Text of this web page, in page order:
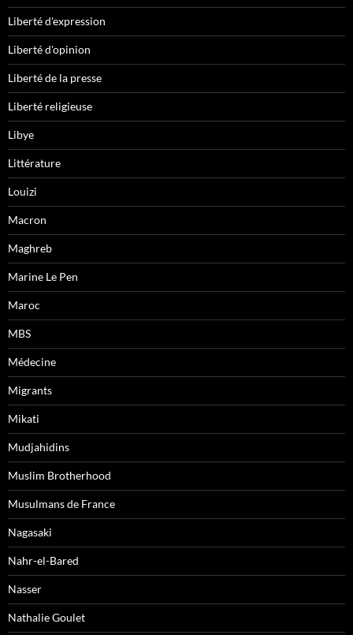
Liberté d'expression
Liberté d'opinion
Liberté de la presse
Liberté religieuse
Libye
Littérature
Louizi
Macron
Maghreb
Marine Le Pen
Maroc
MBS
Médecine
Migrants
Mikati
Mudjahidins
Muslim Brotherhood
Musulmans de France
Nagasaki
Nahr-el-Bared
Nasser
Nathalie Goulet